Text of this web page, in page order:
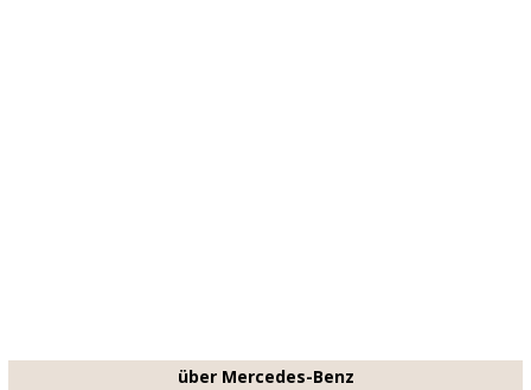
über Mercedes-Benz